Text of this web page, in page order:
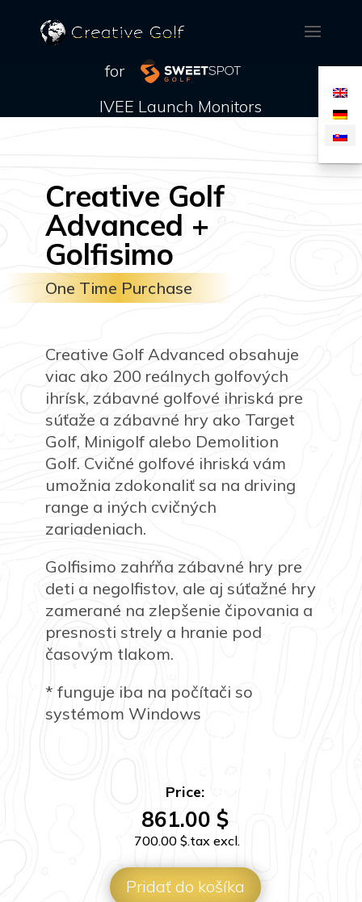
for
IVEE Launch Monitors
Creative Golf
Advanced +
Golfisimo
One Time Purchase
Creative Golf Advanced obsahuje
viac ako 200 reálnych golfových
ihrísk, zábavné golfové ihriská pre
súťaže a zábavné hry ako Target
Golf, Minigolf alebo Demolition
Golf. Cvičné golfové ihriská vám
umožnia zdokonaliť sa na driving
range a iných cvičných
zariadeniach.
Golfisimo zahŕňa zábavné hry pre
deti a negolfistov, ale aj súťažné hry
zamerané na zlepšenie čipovania a
presnosti strely a hranie pod
časovým tlakom.
* funguje iba na počítači so
systémom Windows
Price:
861.00$
700.00$.tax excl.
Pridať do košíka